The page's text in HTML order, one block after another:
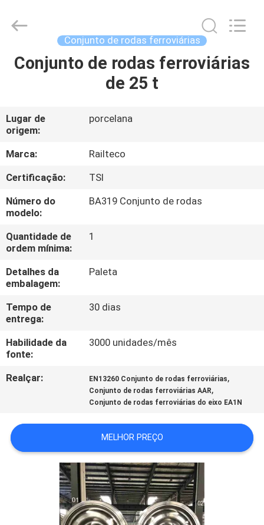
CASA
SOBRE
NÓS
EXCURSÃO
DA
FÁBRICA
CONTROLE
DA
QUALIDADE
CONTACTE-
NOS
CASOS
Equipment
Reserved.
Conjunto de rodas ferroviárias
Conjunto de rodas ferroviárias
de 25 t
Lugar de
origem:
porcelana
Marca:
Railteco
Certificação:
TSI
Número do
modelo:
BA319 Conjunto de rodas
Quantidade de
ordem mínima:
1
Detalhes da
embalagem:
Paleta
Tempo de
entrega:
30 dias
Habilidade da
fonte:
3000 unidades/mês
Realçar: EN13260 Conjunto de rodas ferroviárias,
Conjunto de rodas ferroviárias AAR,
Conjunto de rodas ferroviárias do eixo EA1N
MELHOR PREÇO